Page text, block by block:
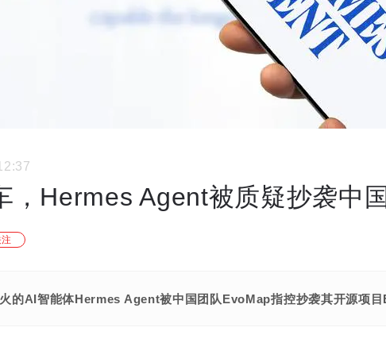
，Hermes Agent被质疑抄袭中
的AI智能体Hermes Agent被中国团队EvoMap指控抄袭其开源项